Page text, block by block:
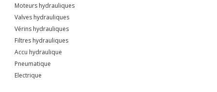
Moteurs hydrauliques
Valves hydrauliques
Vérins hydrauliques
Filtres hydrauliques
Accu hydraulique
Pneumatique
Electrique